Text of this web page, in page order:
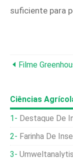
suficiente para
Ciências
Destaque De
Farinha De